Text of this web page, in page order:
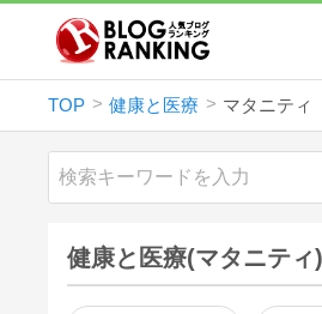
TOP 健康と医療 マタニティ
健康と医療(マタニテ